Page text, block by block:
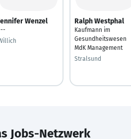
Wenzel Ralph Westphal
Kaufmann im
Gesundheitswesen
MdK Management
Stralsund
Jobs-Netzwerk